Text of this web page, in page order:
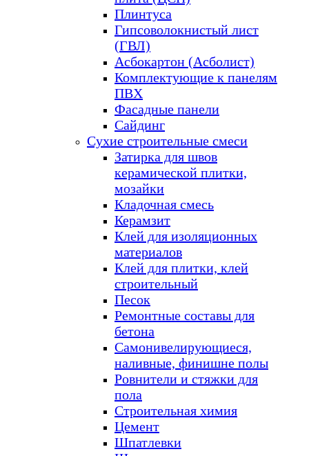
Плинтуса
Гипсоволокнистый лист
(ГВЛ)
Асбокартон (Асболист)
Комплектующие к панелям
ПВХ
Фасадные панели
Сайдинг
Сухие строительные смеси
Затирка для швов
керамической плитки,
мозайки
Кладочная смесь
Керамзит
Клей для изоляционных
материалов
Клей для плитки, клей
строительный
Песок
Ремонтные составы для
бетона
Самонивелирующиеся,
наливные, финишне полы
Ровнители и стяжки для
пола
Строительная химия
Цемент
Шпатлевки